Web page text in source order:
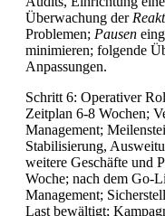
Überwachung der
Problemen; Pausen
minimieren; folgende
Anpassungen.
Schritt 6: Operativer
Zeitplan 6-8 Wochen;
Management;
Stabilisierung,
weitere Geschäfte und
Woche; nach dem Go-
Management;
Last bewältigt;